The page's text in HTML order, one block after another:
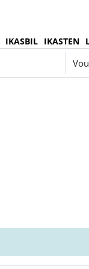
IKASBIL IKASTEN